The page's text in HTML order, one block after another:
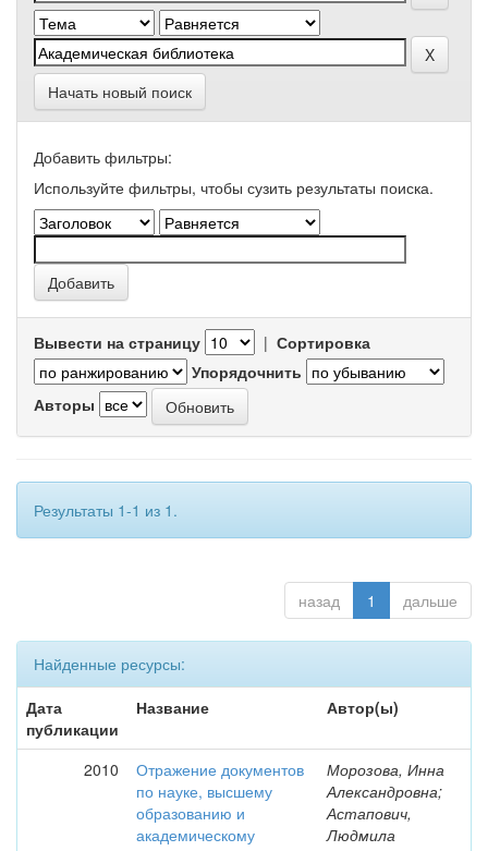
Начать новый поиск
Добавить фильтры:
Используйте фильтры, чтобы сузить результаты поиска.
Вывести на страницу | Сортировка
Упорядочнить
Авторы
Результаты 1-1 из 1.
назад 1 дальше
Найденные ресурсы:
Дата
публикации
Название Автор(ы)
2010
Отражение документов
по науке, высшему
образованию и
академическому
Морозова, Инна
Александровна;
Астапович,
Людмила